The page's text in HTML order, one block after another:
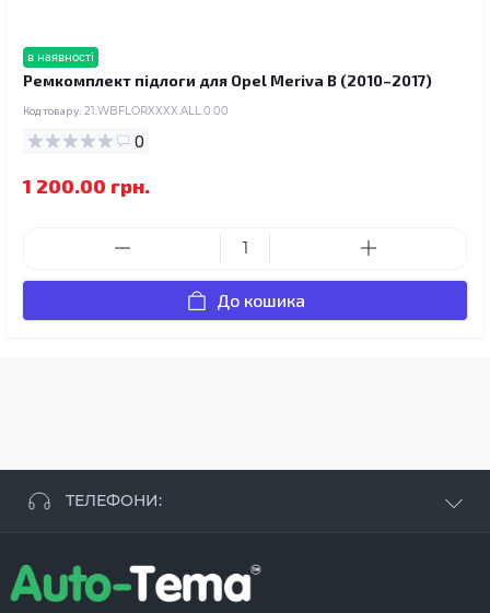
в наявності
Ремкомплект підлоги для Opel Meriva B (2010–2017)
Код товару: 21.WBFLORXXXX.ALL.0.00
0
1 200.00 грн.
До кошика
ТЕЛЕФОНИ:
+38 096 250 84 38
+38 099 657 61 50